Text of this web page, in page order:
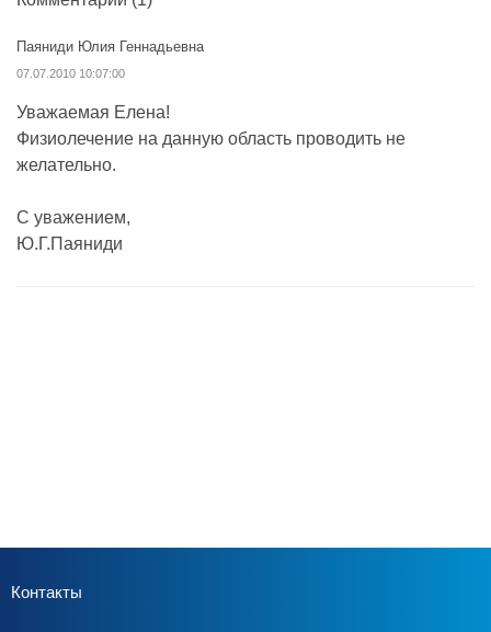
Паяниди Юлия Геннадьевна
07.07.2010 10:07:00
Уважаемая Елена!
Физиолечение на данную область проводить не
желательно.
С уважением,
Ю.Г.Паяниди
Контакты